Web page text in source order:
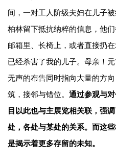
间，一对工人阶级夫妇在儿子
柏林留下抵抗纳粹的信息，他
邮箱里、长椅上，或者直接扔
已经杀害了我的儿子。母亲！
无声的布告同时指向大量的方
筑，接邻与错位。 通过参观与
目以此也与主展览相关联，强
处，各处与某处的关系。而这
是揭示着更多存留的未知。